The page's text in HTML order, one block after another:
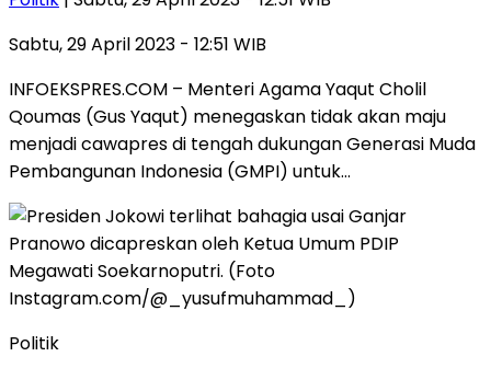
Sabtu, 29 April 2023 - 12:51 WIB
INFOEKSPRES.COM – Menteri Agama Yaqut Cholil
Qoumas (Gus Yaqut) menegaskan tidak akan maju
menjadi cawapres di tengah dukungan Generasi Muda
Pembangunan Indonesia (GMPI) untuk…
Politik